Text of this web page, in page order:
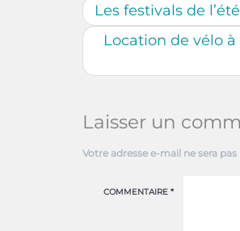
Les festivals de
Location de vélo
Laisser un
Votre adresse e-mail ne sera pas
COMMENTAIRE *